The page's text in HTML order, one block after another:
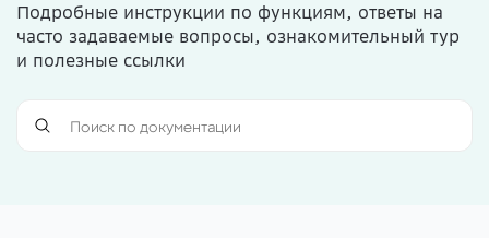
Подробные инструкции по функциям, ответы на
часто задаваемые вопросы, ознакомительный тур
и полезные ссылки